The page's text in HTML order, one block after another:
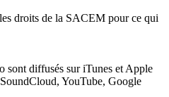
droits de la SACEM pour ce qui
sont diffusés sur iTunes et Apple
YouTube, Google